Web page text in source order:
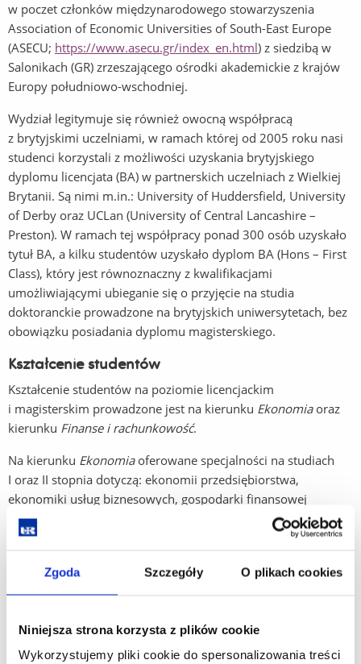
Zgoda Szczegóły O plikach cookies
Niniejsza strona korzysta z plików cookie
Wykorzystujemy pliki cookie do spersonalizowania treści
w poczet członków międzynarodowego stowarzyszenia
Association of Economic Universities of South-East Europe
(ASECU; https://www.asecu.gr/index_en.html) z siedzibą w
Salonikach (GR) zrzeszającego ośrodki akademickie z krajów
Europy południowo-wschodniej.
Wydział legitymuje się również owocną współpracą
z brytyjskimi uczelniami, w ramach której od 2005 roku nasi
studenci korzystali z możliwości uzyskania brytyjskiego
dyplomu licencjata (BA) w partnerskich uczelniach z Wielkiej
Brytanii. Są nimi m.in.: University of Huddersfield, University
of Derby oraz UCLan (University of Central Lancashire –
Preston). W ramach tej współpracy ponad 300 osób uzyskało
tytuł BA, a kilku studentów uzyskało dyplom BA (Hons – First
Class), który jest równoznaczny z kwalifikacjami
umożliwiającymi ubieganie się o przyjęcie na studia
doktoranckie prowadzone na brytyjskich uniwersytetach, bez
obowiązku posiadania dyplomu magisterskiego.
Kształcenie studentów
Kształcenie studentów na poziomie licencjackim
i magisterskim prowadzone jest na kierunku Ekonomiaoraz
kierunku Finanse i rachunkowość.
Na kierunku Ekonomiaoferowane specjalności na studiach
I oraz II stopnia dotyczą: ekonomii przedsiębiorstwa,
ekonomiki usług biznesowych, gospodarki finansowej
i rachunkowości oraz zarządzania w jednostkach sektora
publicznego.
Z kolei na kierunku
Finanse i rachunkowość na studiach
stopnia:Rachunkowość i audyt finansowyoraz
i doradztwo finansowe.